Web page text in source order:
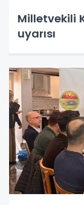
Milletvekili
uyarısı